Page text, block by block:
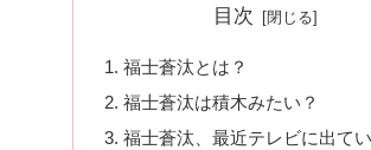
目次
福士蒼汰とは？
福士蒼汰は積木みたい？
福士蒼汰、最近テレビに出て